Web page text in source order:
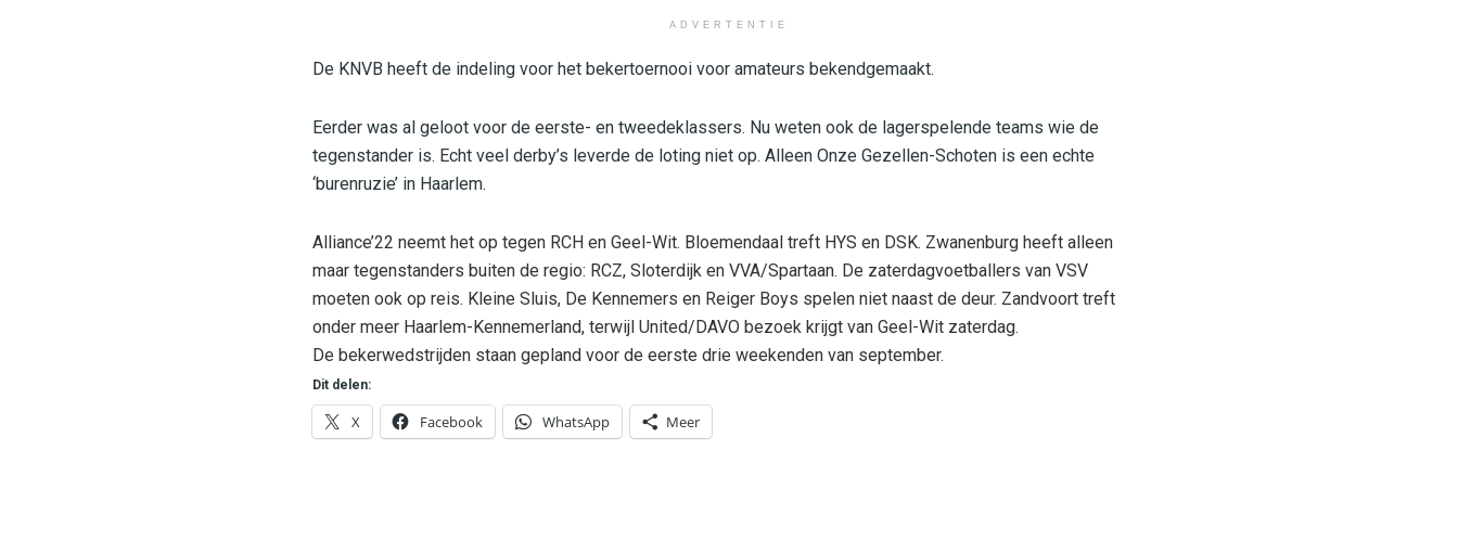
ADVERTENTIE
De KNVB heeft de indeling voor het bekertoernooi voor amateurs bekendgemaakt.
Eerder was al geloot voor de eerste- en tweedeklassers. Nu weten ook de lagerspelende teams wie de
tegenstander is. Echt veel derby’s leverde de loting niet op. Alleen Onze Gezellen-Schoten is een echte
‘burenruzie’ in Haarlem.
Alliance’22 neemt het op tegen RCH en Geel-Wit. Bloemendaal treft HYS en DSK. Zwanenburg heeft alleen
maar tegenstanders buiten de regio: RCZ, Sloterdijk en VVA/Spartaan. De zaterdagvoetballers van VSV
moeten ook op reis. Kleine Sluis, De Kennemers en Reiger Boys spelen niet naast de deur. Zandvoort treft
onder meer Haarlem-Kennemerland, terwijl United/DAVO bezoek krijgt van Geel-Wit zaterdag.
De bekerwedstrijden staan gepland voor de eerste drie weekenden van september.
Dit delen:
X Facebook WhatsApp Meer